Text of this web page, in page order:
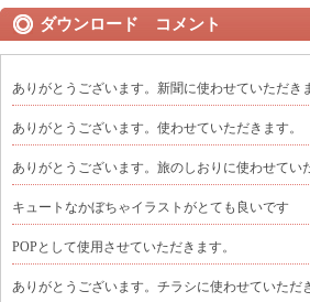
ダウンロード コメント
ありがとうございます。新聞に使わせていただき
ありがとうございます。使わせていただきます。
ありがとうございます。旅のしおりに使わせてい
キュートなかぼちゃイラストがとても良いです
POPとして使用させていただきます。
ありがとうございます。チラシに使わせていただ